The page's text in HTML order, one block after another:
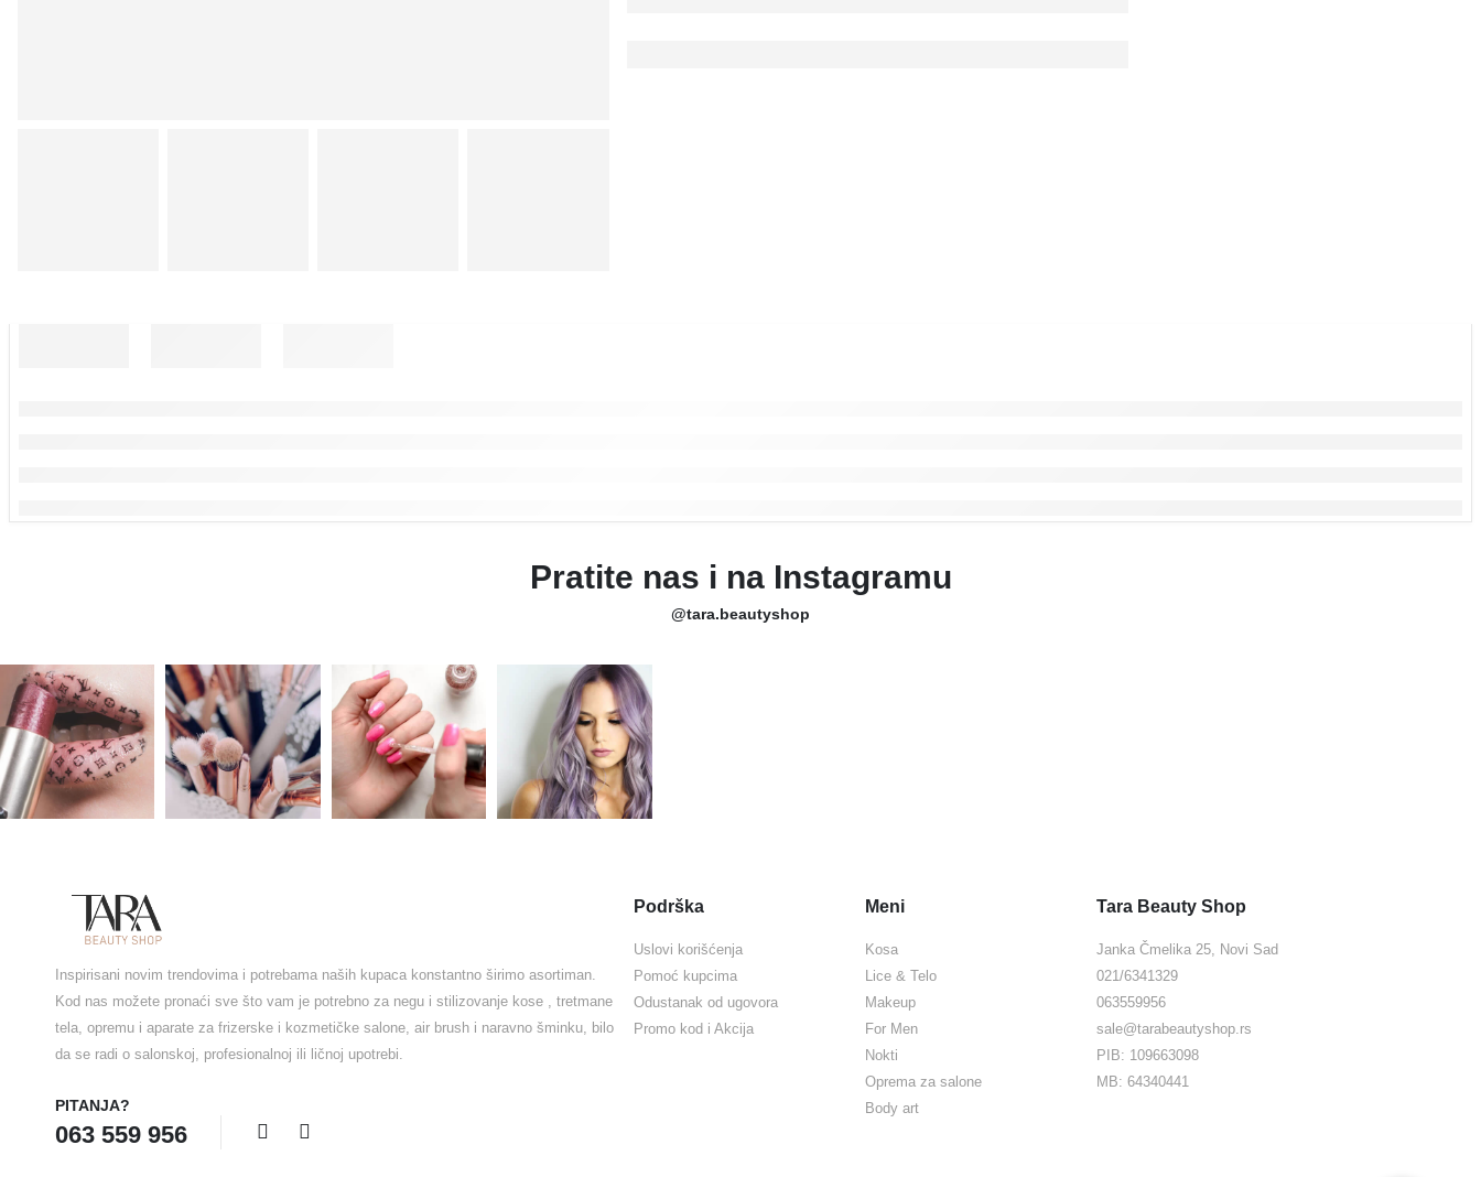
Pratite nas i na Instagramu
@tara.beautyshop
Inspirisani novim trendovima i potrebama naših kupaca konstantno širimo asortiman.
Kod nas možete pronaći sve što vam je potrebno za negu i stilizovanje kose , tretmane
tela, opremu i aparate za frizerske i kozmetičke salone, air brush i naravno šminku, bilo
da se radi o salonskoj, profesionalnoj ili ličnoj upotrebi.
PITANJA?
063 559 956
Podrška
Uslovi korišćenja
Pomoć kupcima
Odustanak od ugovora
Promo kod i Akcija
Meni
Kosa
Lice & Telo
Makeup
For Men
Nokti
Oprema za salone
Body art
Tara Beauty Shop
Janka Čmelika 25, Novi Sad
021/6341329
063559956
sale@tarabeautyshop.rs
PIB: 109663098
MB: 64340441